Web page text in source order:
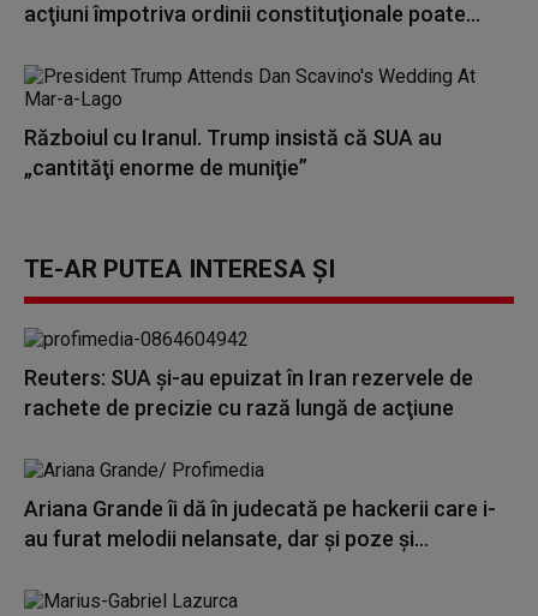
acţiuni împotriva ordinii constituţionale poate...
Războiul cu Iranul. Trump insistă că SUA au
„cantităţi enorme de muniţie”
TE-AR PUTEA INTERESA ȘI
Reuters: SUA şi-au epuizat în Iran rezervele de
rachete de precizie cu rază lungă de acţiune
Ariana Grande îi dă în judecată pe hackerii care i-
au furat melodii nelansate, dar și poze și...